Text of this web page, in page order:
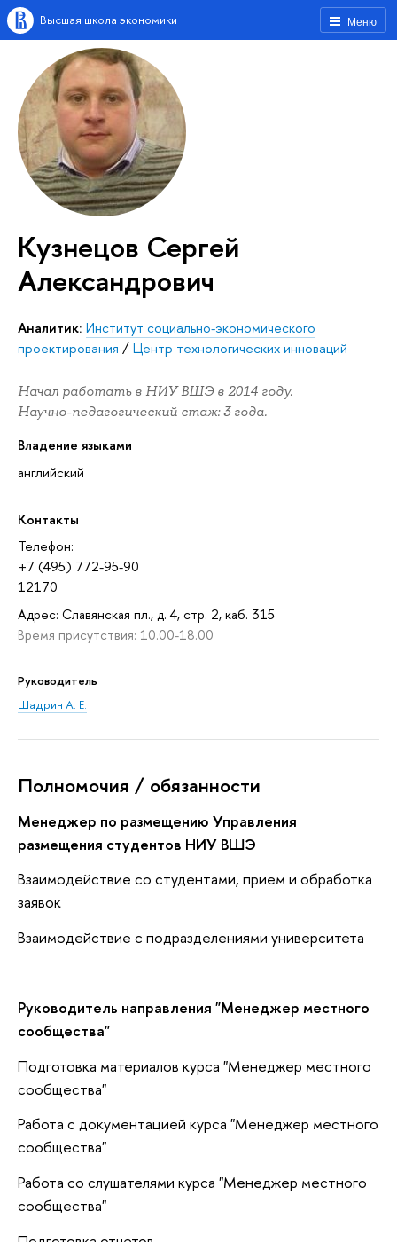
Меню
Высшая школа экономики
Кузнецов Сергей
Александрович
Аналитик: Институт социально-экономического
проектирования /Центр технологических инноваций
Начал работать в НИУ ВШЭ в 2014 году.
Научно-педагогический стаж: 3 года.
Владение языками
английский
Контакты
Телефон:
+7 (495) 772-95-90
12170
Адрес: Славянская пл., д. 4, стр. 2, каб. 315
Время присутствия: 10.00-18.00
Руководитель
Шадрин А. Е.
Полномочия / обязанности
Менеджер по размещению Управления
размещения студентов НИУ ВШЭ
Взаимодействие со студентами, прием и обработка
заявок
Взаимодействие с подразделениями университета
Руководитель направления "Менеджер местного
сообщества"
Подготовка материалов курса "Менеджер местного
сообщества"
Работа с документацией курса "Менеджер местного
сообщества"
Работа со слушателями курса "Менеджер местного
сообщества"